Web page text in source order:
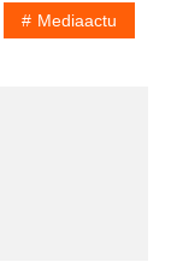
Mediaactu